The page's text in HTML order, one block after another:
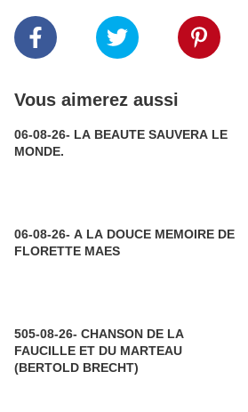
Vous aimerez aussi
06-08-26- LA BEAUTE SAUVERA LE
MONDE.
06-08-26- A LA DOUCE MEMOIRE DE
FLORETTE MAES
505-08-26- CHANSON DE LA
FAUCILLE ET DU MARTEAU
(BERTOLD BRECHT)